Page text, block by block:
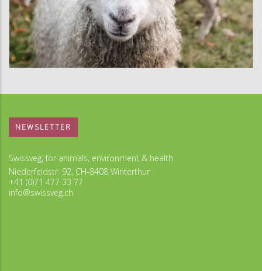
NEWSLETTER
Swissveg, for animals, environment & health
Niederfeldstr. 92, CH-8408 Winterthur
+41 (0)71 477 33 77
info@swissveg.ch